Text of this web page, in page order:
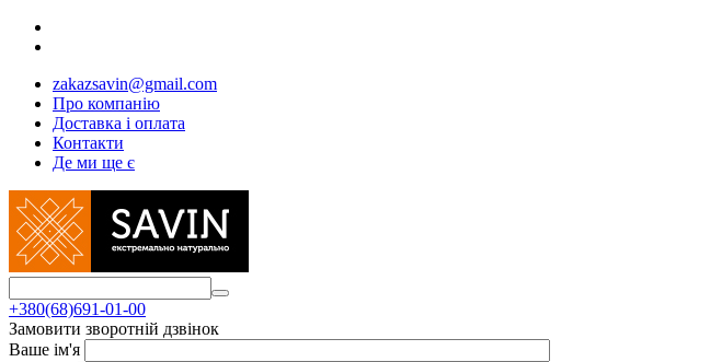
zakazsavin@gmail.com
Про компанію
Доставка і оплата
Контакти
Де ми ще є
+380(68)691-01-00
Замовити зворотній дзвінок
Ваше ім'я